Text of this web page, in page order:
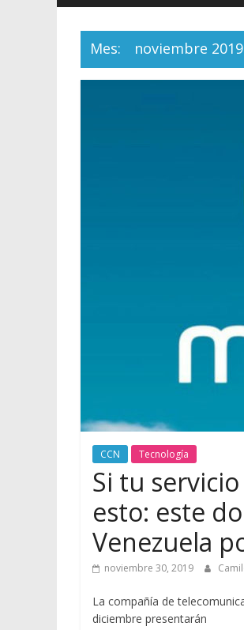
Mes: noviembre 2019
CCN Tecnología
Si tu
esto: este
Venezuela
noviembre 30, 2019
La compañía de
diciembre presentarán